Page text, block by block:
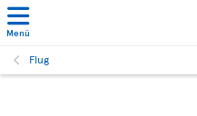
Menü
Flug